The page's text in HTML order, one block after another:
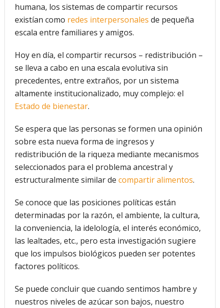
humana, los sistemas de compartir recursos
existían como redes interpersonales de pequeña
escala entre familiares y amigos.
Hoy en día, el compartir recursos – redistribución –
se lleva a cabo en una escala evolutiva sin
precedentes, entre extraños, por un sistema
altamente institucionalizado, muy complejo: el
Estado de bienestar.
Se espera que las personas se formen una opinión
sobre esta nueva forma de ingresos y
redistribución de la riqueza mediante mecanismos
seleccionados para el problema ancestral y
estructuralmente similar de compartir alimentos.
Se conoce que las posiciones políticas están
determinadas por la razón, el ambiente, la cultura,
la conveniencia, la idelología, el interés económico,
las lealtades, etc., pero esta investigación sugiere
que los impulsos biológicos pueden ser potentes
factores políticos.
Se puede concluir que cuando sentimos hambre y
nuestros niveles de azúcar son bajos, nuestro